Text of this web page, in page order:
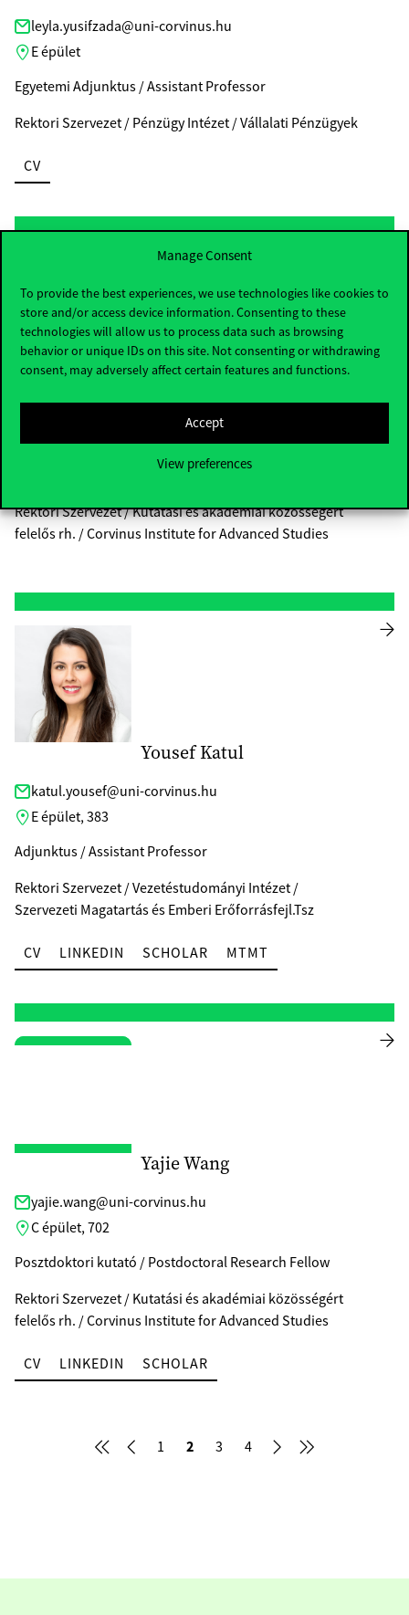
Manage Consent
To provide the best experiences, we use technologies like cookies to
store and/or access device information. Consenting to these
technologies will allow us to process data such as browsing
behavior or unique IDs on this site. Not consenting or withdrawing
consent, may adversely affect certain features and functions.
Accept
View preferences
leyla.yusifzada@uni-corvinus.hu
E épület
Egyetemi Adjunktus / Assistant Professor
Rektori Szervezet / Pénzügy Intézet / Vállalati Pénzügyek
CV
Dr. Yurii Nesterov
yurii.nesterov@uni-corvinus.hu
C épület, 708
Kutatóprofesszor / Research Professor
Rektori Szervezet / Kutatási és akadémiai közösségért
felelős rh. / Corvinus Institute for Advanced Studies
Yousef Katul
katul.yousef@uni-corvinus.hu
E épület, 383
Adjunktus / Assistant Professor
Rektori Szervezet / Vezetéstudományi Intézet /
Szervezeti Magatartás és Emberi Erőforrásfejl.Tsz
CV LINKEDIN SCHOLAR MTMT
Yajie Wang
yajie.wang@uni-corvinus.hu
C épület, 702
Posztdoktori kutató / Postdoctoral Research Fellow
Rektori Szervezet / Kutatási és akadémiai közösségért
felelős rh. / Corvinus Institute for Advanced Studies
CV LINKEDIN SCHOLAR
1 2 3 4